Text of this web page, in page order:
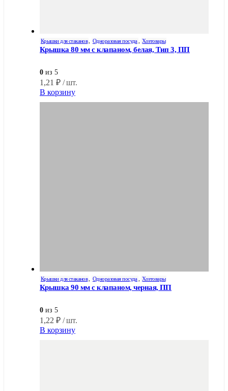
Крышки для стаканов Одноразовая посуда Хозтовары
Крышка 80 мм с клапаном, белая, Тип 3, ПП
0 из 5
1,21 ₽ / шт.
В корзину
Крышки для стаканов Одноразовая посуда Хозтовары
Крышка 90 мм с клапаном, черная, ПП
0 из 5
1,22 ₽ / шт.
В корзину